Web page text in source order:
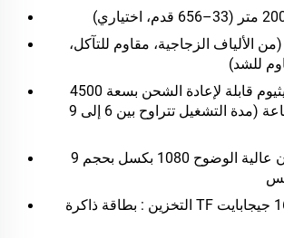
(من الألياف الزجاجية، مقاوم للتآكل،
للشد)
: بطارية ليثيوم قابلة لإعادة الشحن بسعة 4500
مللي أمبير في الساعة (مدة التشغيل تتراوح بين 6 إلى 9
: شاشة ألوان عالية الوضوح 1080 بكسل بحجم 9
التخزين : بطاقة ذاكرة TF بسعة 16 جيجابايت (مع وظيفة